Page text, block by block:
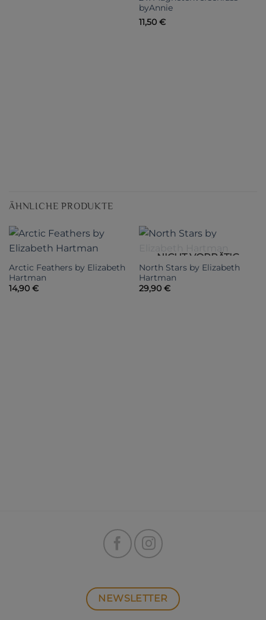
byAnnie
11,50 €
ÄHNLICHE PRODUKTE
Arctic Feathers by Elizabeth
Hartman
14,90 €
NICHT VORRÄTIG
North Stars by Elizabeth
Hartman
29,90 €
NEWSLETTER